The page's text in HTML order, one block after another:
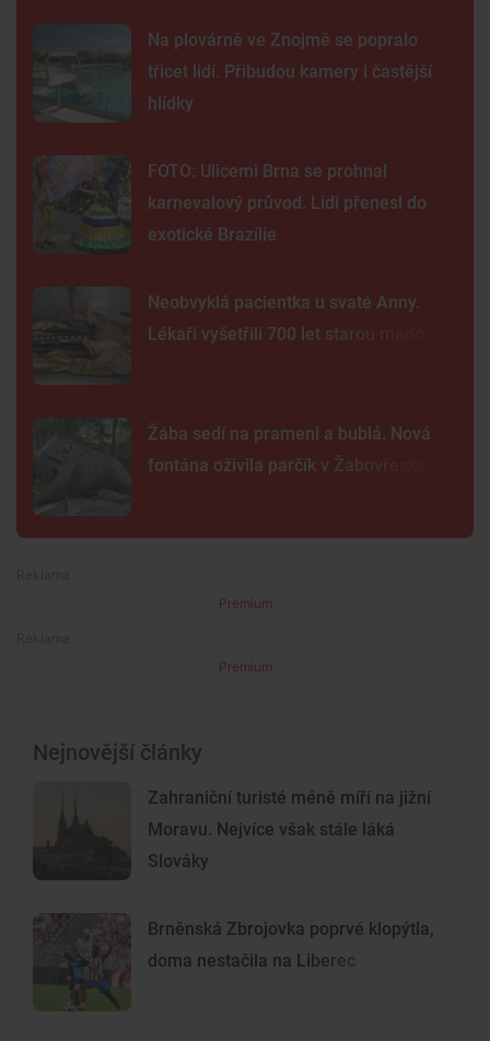
Na plovárně ve Znojmě se popralo
třicet lidí. Přibudou kamery i častější
hlídky
FOTO: Ulicemi Brna se prohnal
karnevalový průvod. Lidi přenesl do
exotické Brazílie
Neobvyklá pacientka u svaté Anny.
Lékaři vyšetřili 700 let starou madonu
Žába sedí na prameni a bublá. Nová
fontána oživila parčík v Žabovřeskách
Premium
Premium
Nejnovější články
Zahraniční turisté méně míří na jižní
Moravu. Nejvíce však stále láká
Slováky
Brněnská Zbrojovka poprvé klopýtla,
doma nestačila na Liberec